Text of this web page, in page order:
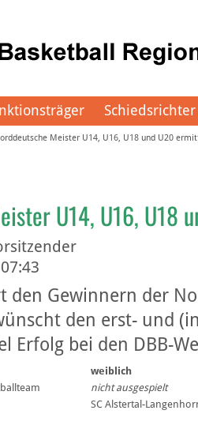
Schiedsrichter
Meister U14, U16, U18 und U20
U14, U16, U18
den Gewinnern der
den erst- und
Erfolg bei den DBB-
weiblich
nicht ausgespielt
SC Alstertal-